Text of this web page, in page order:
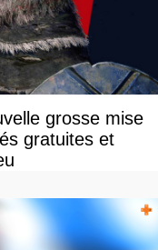
grosse mise
gratuites et